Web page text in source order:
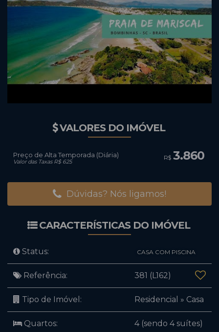
VALORES DO IMÓVEL
R$ 3.860
Preço de Alta Temporada (Diária)
Valor das Taxas R$ 625
Dúvidas? Nós ligamos!
CARACTERÍSTICAS DO IMÓVEL
Status: CASA COM PISCINA
Referência: 381 (L162)
Tipo de Imóvel: Residencial » Casa
Quartos: 4 (sendo 4 suítes)